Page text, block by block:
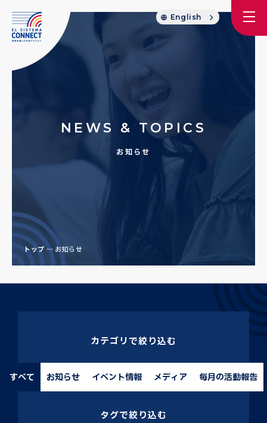
English
NEWS & TOPICS
お知らせ
トップ お知らせ
カテゴリで絞り込む
すべて お知らせ イベント情報 メディア 毎月の活動報告
タグで絞り込む